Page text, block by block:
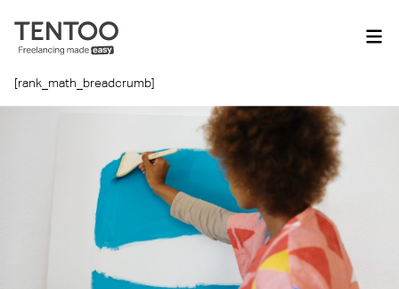
[rank_math_breadcrumb]